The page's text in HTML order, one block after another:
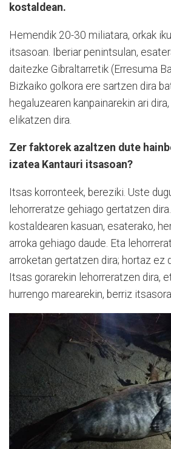
kostaldean.
Hemendik 20-30 miliatara, orkak
itsasoan. Iberiar penintsulan,
daitezke Gibraltarretik (Erresuma
Bizkaiko golkora ere sartzen dira
hegaluzearen kanpainarekin ari
elikatzen dira.
Zer faktorek azaltzen dute
izatea Kantauri itsasoan?
Itsas korronteek, bereziki. Uste
lehorreratze gehiago gertatzen
kostaldearen kasuan, esaterako,
arroka gehiago daude. Eta
arroketan gertatzen dira; hortaz ez
Itsas gorarekin lehorreratzen dira,
hurrengo marearekin, berriz